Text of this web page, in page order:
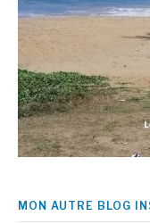
MON AUTRE BLOG